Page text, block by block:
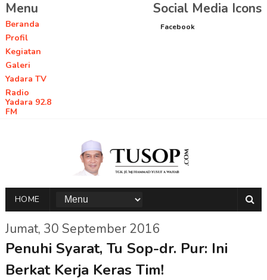
Menu
Beranda
Profil
Kegiatan
Galeri
Yadara TV
Radio
Yadara 92.8
FM
Social Media Icons
Facebook
HOME
Jumat, 30 September 2016
Penuhi Syarat, Tu Sop-dr. Pur: Ini
Berkat Kerja Keras Tim!